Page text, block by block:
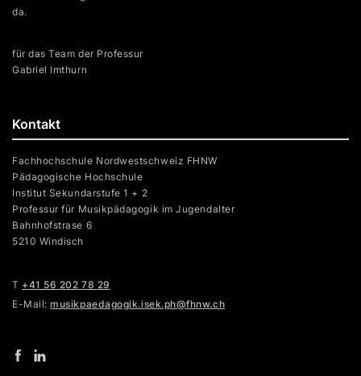
Kontakt
Fachhochschule Nordwestschweiz FHNW
Pädagogische Hochschule
Institut Sekundarstufe 1 + 2
Professur für Musikpädagogik im Jugendalter
Bahnhofstrase 6
5210 Windisch
T +41 56 202 78 29
E-Mail:musikpaedagogik.isek.ph@fhnw.ch
da.
für das Team der Professur
Gabriel Imthurn